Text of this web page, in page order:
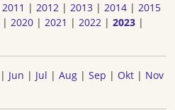
2011 | 2012 | 2013 | 2014 | 2015
| 2020 | 2021 | 2022 | 2023 |
| Jun | Jul | Aug | Sep | Okt | Nov